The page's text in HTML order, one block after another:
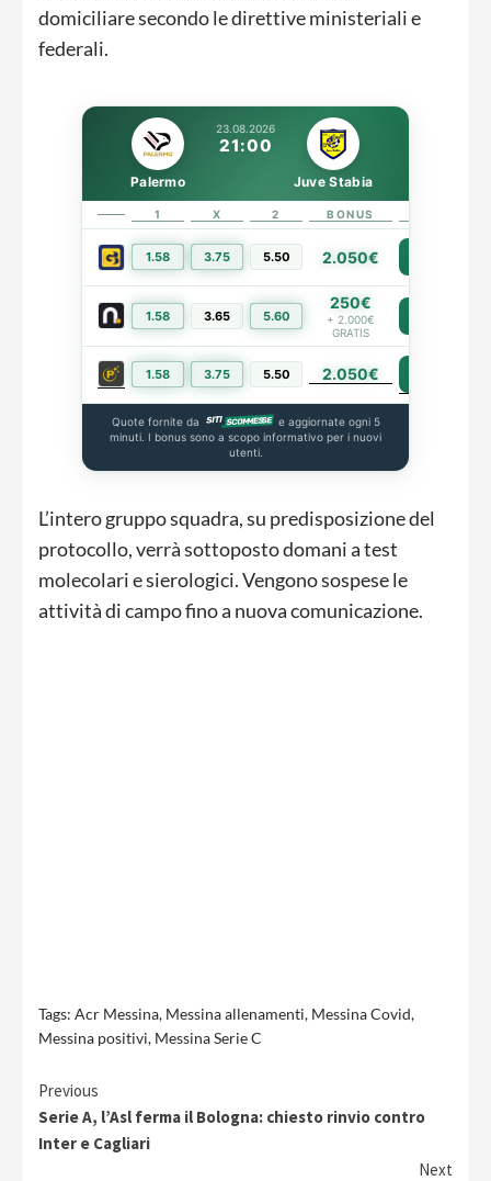
domiciliare secondo le direttive ministeriali e
federali.
23.08.2026
21:00
Palermo Juve Stabia
1 X 2 BONUS
1.58 3.75 5.50 2.050€
1.58 3.65 5.60
250€
+ 2.000€
GRATIS
1.58 3.75 5.50 2.050€
Quote fornite da
e aggiornate ogni 5
minuti. I bonus sono a scopo informativo per i nuovi
utenti.
L’intero gruppo squadra, su predisposizione del
protocollo, verrà sottoposto domani a test
molecolari e sierologici. Vengono sospese le
attività di campo fino a nuova comunicazione.
Tags: Acr Messina, Messina allenamenti, Messina Covid,
Messina positivi, Messina Serie C
Continue
Reading
Previous
Serie A, l’Asl ferma il Bologna: chiesto rinvio contro
Inter e Cagliari
Next